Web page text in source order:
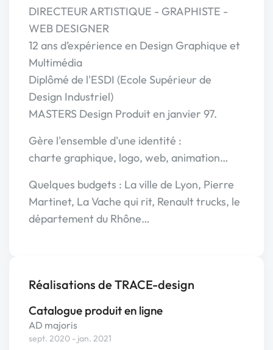
DIRECTEUR ARTISTIQUE - GRAPHISTE -
WEB DESIGNER
12 ans d’expérience en Design Graphique et
Multimédia
Diplômé de l'ESDI (Ecole Supérieur de
Design Industriel)
MASTERS Design Produit en janvier 97.
Gère l'ensemble d'une identité :
charte graphique, logo, web, animation…
Quelques budgets : La ville de Lyon, Pierre
Martinet, La Vache qui rit, Renault trucks, le
département du Rhône…
Réalisations de TRACE-design
Catalogue produit en ligne
AD majoris
sept. 2020 - jan. 2021